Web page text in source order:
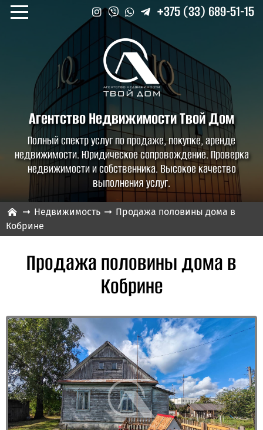
+375 (33) 689-51-15
Агентство НедвижимостиТвой Дом
Полный спектр услуг по продаже, покупке, аренде
недвижимости. Юридическое сопровождение. Проверка
недвижимости и собственника. Высокое качество
выполнения услуг.
Недвижимость
Продажа половины дома в
Кобрине
Продажа половины дома в
Кобрине